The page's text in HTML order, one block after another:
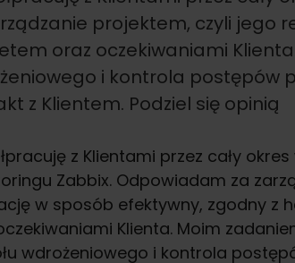
projektem, czyli jego
oraz oczekiwaniami
i kontrola postępów
z Klientem. Podziel się opinią
z Klientami przez cały
Zabbix. Odpowiadam za
w sposób efektywny, zgodny z
Klienta. Moim
wdrożeniowego i kontrola